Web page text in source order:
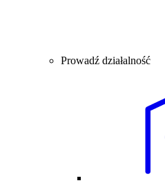
Prowadź działalność